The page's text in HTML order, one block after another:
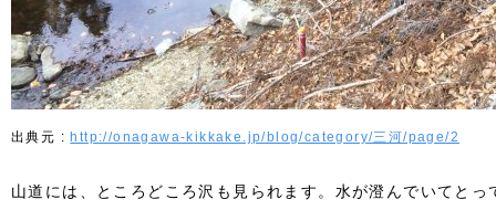
http://onagawa-kikkake.jp/blog/category/三河/page/2
山道には、ところどころ沢も見られます。水が澄んでいてと